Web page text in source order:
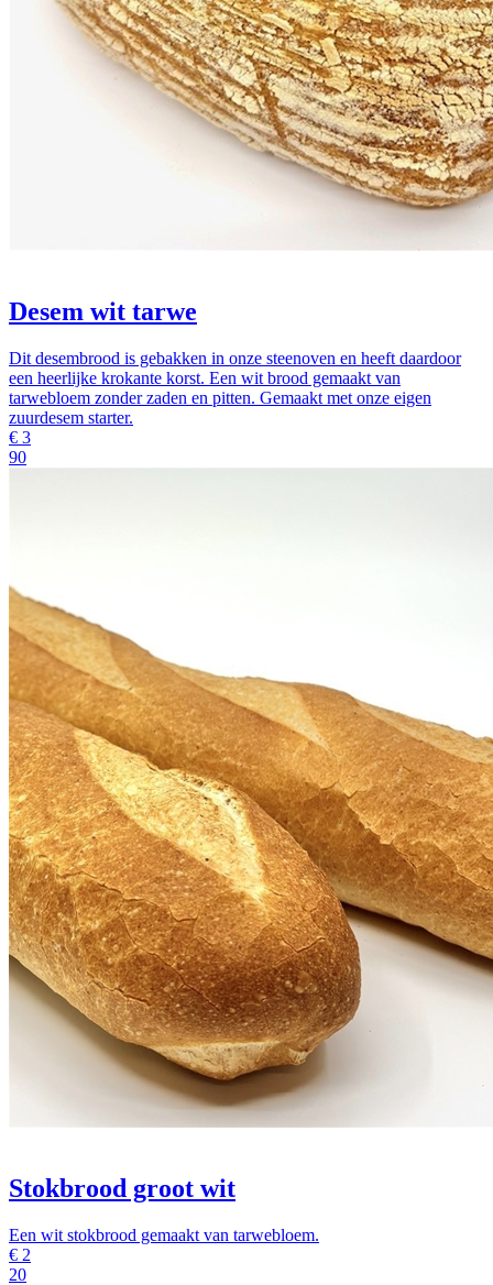
Desem wit tarwe
Dit desembrood is gebakken in onze steenoven en heeft daardoor
een heerlijke krokante korst. Een wit brood gemaakt van
tarwebloem zonder zaden en pitten. Gemaakt met onze eigen
zuurdesem starter.
€ 3
90
Stokbrood groot wit
Een wit stokbrood gemaakt van tarwebloem.
€ 2
20